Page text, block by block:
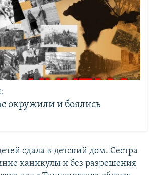
окружили и боялись
сдала в детский дом. Сестра
каникулы и без разрешения